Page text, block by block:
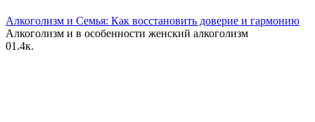
Алкоголизм и Семья: Как восстановить доверие и гармонию
Алкоголизм и в особенности женский алкоголизм
01.4к.